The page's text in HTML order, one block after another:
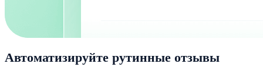
Автоматизируйте рутинные отзывы